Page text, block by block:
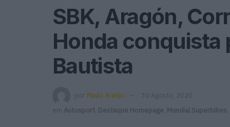
SBK, Aragón,
Honda conquista
Bautista
por Paulo Araújo
30 Agosto, 2020
em
Autosport Destaque Homepage Mundial Superbikes